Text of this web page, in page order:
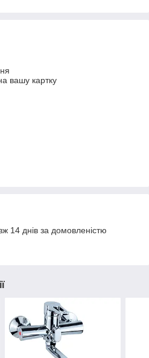
вашу картку
14 днів за домовленістю